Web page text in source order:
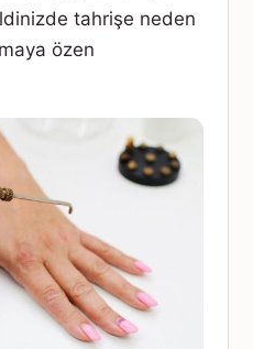
tahrişe neden
özen